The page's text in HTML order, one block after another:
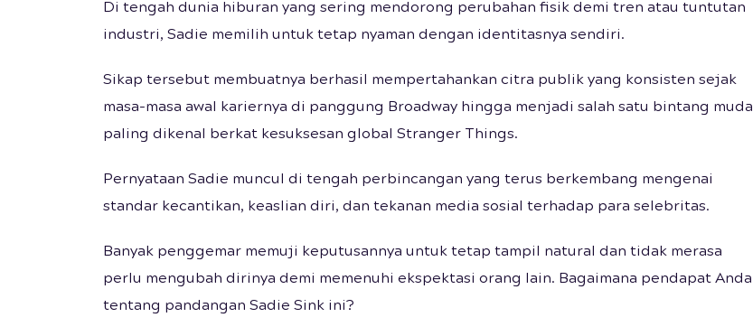
Di tengah dunia hiburan yang sering mendorong perubahan fisik demi tren atau tuntutan
industri, Sadie memilih untuk tetap nyaman dengan identitasnya sendiri.
Sikap tersebut membuatnya berhasil mempertahankan citra publik yang konsisten sejak
masa-masa awal kariernya di panggung Broadway hingga menjadi salah satu bintang muda
paling dikenal berkat kesuksesan global Stranger Things.
Pernyataan Sadie muncul di tengah perbincangan yang terus berkembang mengenai
standar kecantikan, keaslian diri, dan tekanan media sosial terhadap para selebritas.
Banyak penggemar memuji keputusannya untuk tetap tampil natural dan tidak merasa
perlu mengubah dirinya demi memenuhi ekspektasi orang lain. Bagaimana pendapat Anda
tentang pandangan Sadie Sink ini?